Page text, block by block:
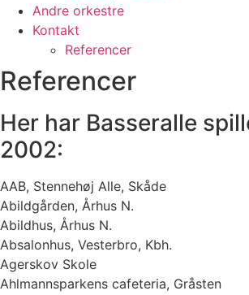
Andre orkestre
Kontakt
Referencer
Referencer
Her har Basseralle
2002:
AAB, Stennehøj Alle, Skåde
Abildgården, Århus N.
Abildhus, Århus N.
Absalonhus, Vesterbro, Kbh.
Agerskov Skole
Ahlmannsparkens cafeteria, Gråsten